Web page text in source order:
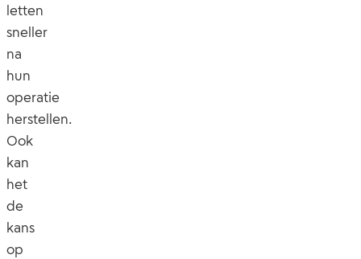
letten
sneller
na
hun
operatie
herstellen.
Ook
kan
het
de
kans
op